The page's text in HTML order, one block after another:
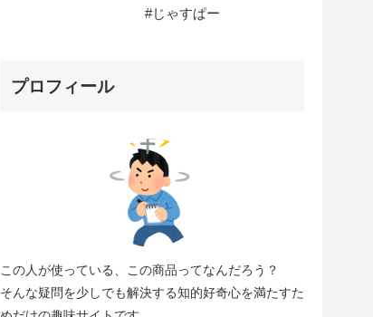
#じゃすぱー
プロフィール
この人が使っている、この商品ってなんだろう？
そんな疑問を少しでも解決する知的好奇心を満たすた